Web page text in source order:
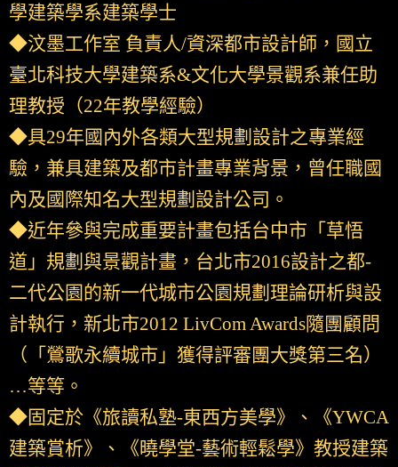
學建築學系建築學士
◆汶墨工作室 負責人/資深都市設計師，國立
臺北科技大學建築系&文化大學景觀系兼任助
理教授（22年教學經驗）
◆具29年國內外各類大型規劃設計之專業經
驗，兼具建築及都市計畫專業背景，曾任職國
內及國際知名大型規劃設計公司。
◆近年參與完成重要計畫包括台中市「草悟
道」規劃與景觀計畫，台北市2016設計之都-
二代公園的新一代城市公園規劃理論研析與設
計執行，新北市2012 LivCom Awards隨團顧問
（「鶯歌永續城市」獲得評審團大獎第三名）
…等等。
◆固定於《旅讀私塾-東西方美學》、《YWCA
建築賞析》、《曉學堂-藝術輕鬆學》教授建築